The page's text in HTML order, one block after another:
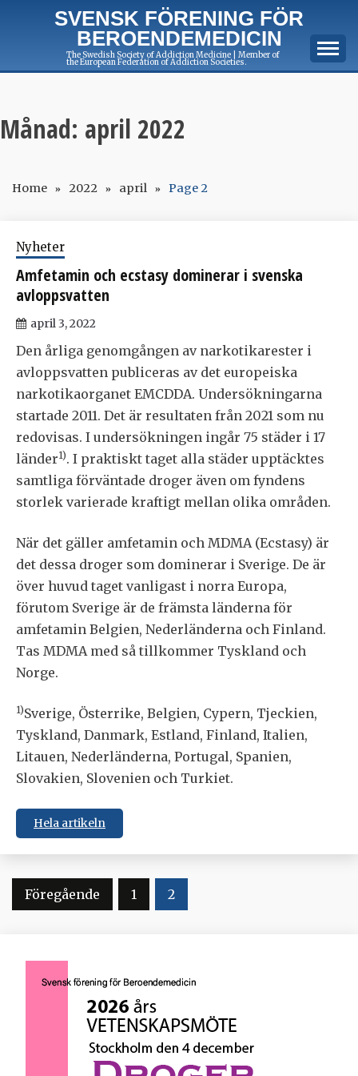
SVENSK FÖRENING FÖR
BEROENDEMEDICIN
The Swedish Society of Addiction Medicine | Member of
the European Federation of Addiction Societies.
Månad: april 2022
Home 2022 april Page 2
Nyheter
Amfetamin och ecstasy dominerar i svenska
avloppsvatten
april 3, 2022
Den årliga genomgången av narkotikarester i
avloppsvatten publiceras av det europeiska
narkotikaorganet EMCDDA. Undersökningarna
startade 2011. Det är resultaten från 2021 som nu
redovisas. I undersökningen ingår 75 städer i 17
länder1). I praktiskt taget alla städer upptäcktes
samtliga förväntade droger även om fyndens
storlek varierade kraftigt mellan olika områden.
När det gäller amfetamin och MDMA (Ecstasy) är
det dessa droger som dominerar i Sverige. De är
över huvud taget vanligast i norra Europa,
förutom Sverige är de främsta länderna för
amfetamin Belgien, Nederländerna och Finland.
Tas MDMA med så tillkommer Tyskland och
Norge.
1)Sverige, Österrike, Belgien, Cypern, Tjeckien,
Tyskland, Danmark, Estland, Finland, Italien,
Litauen, Nederländerna, Portugal, Spanien,
Slovakien, Slovenien och Turkiet.
Hela artikeln
Sidnumrering
Föregående 1 2